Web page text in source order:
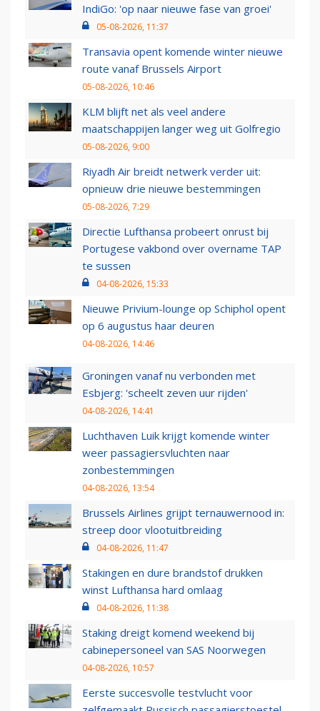
IndiGo: 'op naar nieuwe fase van groei'
05-08-2026, 11:37
Transavia opent komende winter nieuwe
route vanaf Brussels Airport
05-08-2026, 10:46
KLM blijft net als veel andere
maatschappijen langer weg uit Golfregio
05-08-2026, 9:00
Riyadh Air breidt netwerk verder uit:
opnieuw drie nieuwe bestemmingen
05-08-2026, 7:29
Directie Lufthansa probeert onrust bij
Portugese vakbond over overname TAP
te sussen
04-08-2026, 15:33
Nieuwe Privium-lounge op Schiphol opent
op 6 augustus haar deuren
04-08-2026, 14:46
Groningen vanaf nu verbonden met
Esbjerg: 'scheelt zeven uur rijden'
04-08-2026, 14:41
Luchthaven Luik krijgt komende winter
weer passagiersvluchten naar
zonbestemmingen
04-08-2026, 13:54
Brussels Airlines grijpt ternauwernood in:
streep door vlootuitbreiding
04-08-2026, 11:47
Stakingen en dure brandstof drukken
winst Lufthansa hard omlaag
04-08-2026, 11:38
Staking dreigt komend weekend bij
cabinepersoneel van SAS Noorwegen
04-08-2026, 10:57
Eerste succesvolle testvlucht voor